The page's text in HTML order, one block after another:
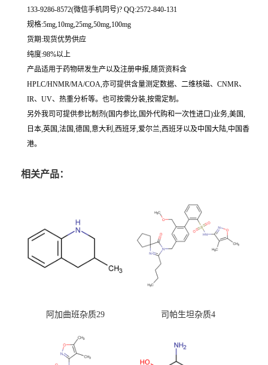
133-9286-8572(微信手机同号)? QQ:2572-840-131
规格:5mg,10mg,25mg,50mg,100mg
货期:现货优势供应
纯度:98%以上
产品适用于药物研发生产以及注册申报,随货资料含
HPLC/HNMR/MA/COA,亦可提供含量测定数据、二维核磁、CNMR、
IR、UV、热重分析等。也可按需分装,按需定制。
另外我司可提供参比制剂(国内参比,国外代购和一次性进口)业务,美国,
日本,英国,法国,德国,意大利,西班牙,爱尔兰,西班牙以及中国大陆,中国香
港。
相关产品：
阿加曲班杂质29 司帕生坦杂质4